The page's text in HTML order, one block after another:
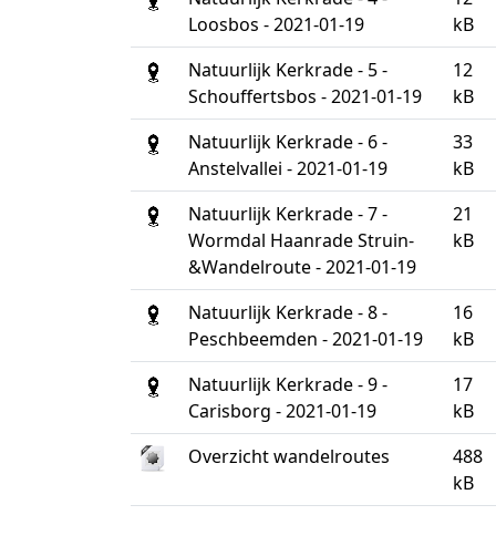
Loosbos - 2021-01-19
kB
Natuurlijk Kerkrade - 5 -
Schouffertsbos - 2021-01-19
12
kB
Natuurlijk Kerkrade - 6 -
Anstelvallei - 2021-01-19
33
kB
Natuurlijk Kerkrade - 7 -
Wormdal Haanrade Struin-
&Wandelroute - 2021-01-19
21
kB
Natuurlijk Kerkrade - 8 -
Peschbeemden - 2021-01-19
16
kB
Natuurlijk Kerkrade - 9 -
Carisborg - 2021-01-19
17
kB
Overzicht wandelroutes
488
kB